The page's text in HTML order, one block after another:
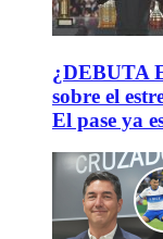
¿DEBUTA
sobre el
El pase ya